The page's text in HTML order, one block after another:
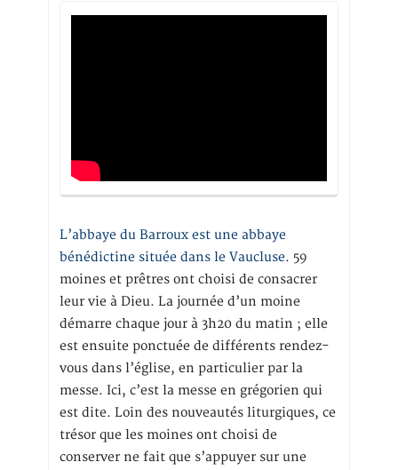
L’abbaye du Barroux est une abbaye
bénédictine située dans le Vaucluse. 59
moines et prêtres ont choisi de consacrer
leur vie à Dieu. La journée d’un moine
démarre chaque jour à 3h20 du matin ; elle
est ensuite ponctuée de différents rendez-
vous dans l’église, en particulier par la
messe. Ici, c’est la messe en grégorien qui
est dite. Loin des nouveautés liturgiques, ce
trésor que les moines ont choisi de
conserver ne fait que s’appuyer sur une